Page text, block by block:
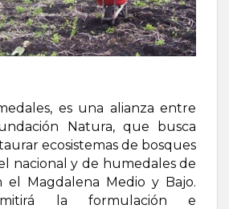
es una alianza entre
Natura, que busca
ecosistemas de bosques
nacional y de humedales de
Magdalena Medio y Bajo.
la formulación e